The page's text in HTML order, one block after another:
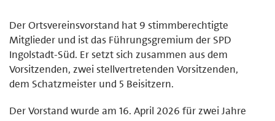
Der Ortsvereinsvorstand hat 9 stimmberechtigte
Mitglieder und ist das Führungsgremium der SPD
Ingolstadt-Süd. Er setzt sich zusammen aus dem
Vorsitzenden, zwei stellvertretenden Vorsitzenden,
dem Schatzmeister und 5 Beisitzern.
Der Vorstand wurde am 16. April 2026 für zwei Jahre